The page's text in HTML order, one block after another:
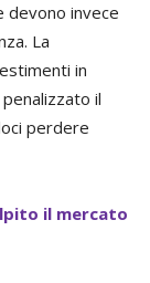
devono invece
La
in
il
perdere
il mercato